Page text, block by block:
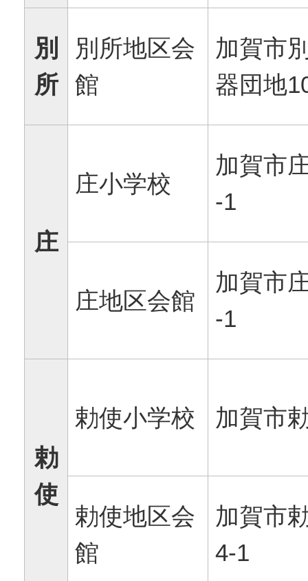
別
所
別所地区会
館
加賀市
器団地
庄
庄小学校
加賀市
-1
庄地区会館
加賀市
-1
勅
使
勅使小学校 加賀市
勅使地区会
館
加賀市
4-1